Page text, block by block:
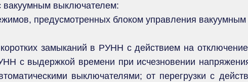
вакуумным выключателем:
предусмотренных блоком управления
замыканий в РУНН с действием на
с выдержкой времени при исчезновении
выключателями; от перегрузки с